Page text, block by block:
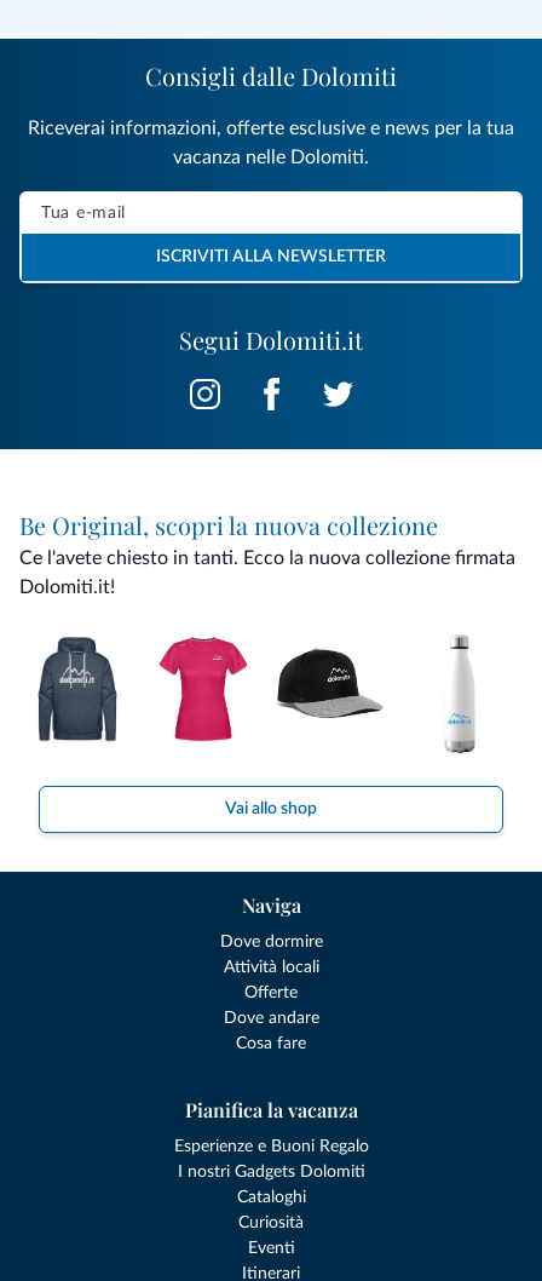
Segui Dolomiti.it
Consigli dalle Dolomiti
Riceverai informazioni, offerte esclusive e news per la tua
vacanza nelle Dolomiti.
ISCRIVITI ALLA NEWSLETTER
Be Original, scopri la nuova collezione
Ce l'avete chiesto in tanti. Ecco la nuova collezione firmata
Dolomiti.it!
Vai allo shop
Naviga
Dove dormire
Attività locali
Offerte
Dove andare
Cosa fare
Pianifica la vacanza
Esperienze e Buoni Regalo
I nostri Gadgets Dolomiti
Cataloghi
Curiosità
Eventi
Itinerari